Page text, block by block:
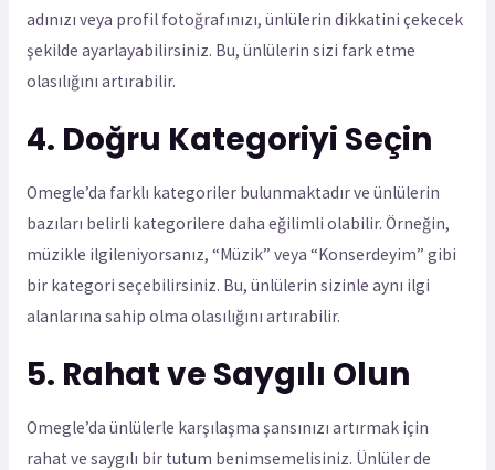
adınızı veya profil fotoğrafınızı, ünlülerin dikkatini çekecek
şekilde ayarlayabilirsiniz. Bu, ünlülerin sizi fark etme
olasılığını artırabilir.
4. Doğru Kategoriyi Seçin
Omegle’da farklı kategoriler bulunmaktadır ve ünlülerin
bazıları belirli kategorilere daha eğilimli olabilir. Örneğin,
müzikle ilgileniyorsanız, “Müzik” veya “Konserdeyim” gibi
bir kategori seçebilirsiniz. Bu, ünlülerin sizinle aynı ilgi
alanlarına sahip olma olasılığını artırabilir.
5. Rahat ve Saygılı Olun
Omegle’da ünlülerle karşılaşma şansınızı artırmak için
rahat ve saygılı bir tutum benimsemelisiniz. Ünlüler de